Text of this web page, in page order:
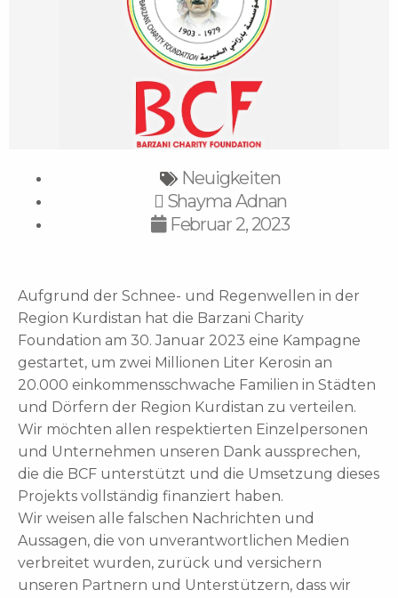
Neuigkeiten
Shayma Adnan
Februar 2, 2023
Aufgrund der Schnee- und Regenwellen in der
Region Kurdistan hat die Barzani Charity
Foundation am 30. Januar 2023 eine Kampagne
gestartet, um zwei Millionen Liter Kerosin an
20.000 einkommensschwache Familien in Städten
und Dörfern der Region Kurdistan zu verteilen.
Wir möchten allen respektierten Einzelpersonen
und Unternehmen unseren Dank aussprechen,
die die BCF unterstützt und die Umsetzung dieses
Projekts vollständig finanziert haben.
Wir weisen alle falschen Nachrichten und
Aussagen, die von unverantwortlichen Medien
verbreitet wurden, zurück und versichern
unseren Partnern und Unterstützern, dass wir